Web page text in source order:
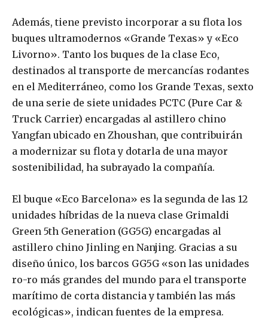
Además, tiene previsto incorporar a su flota los
buques ultramodernos «Grande Texas» y «Eco
Livorno». Tanto los buques de la clase Eco,
destinados al transporte de mercancías rodantes
en el Mediterráneo, como los Grande Texas, sexto
de una serie de siete unidades PCTC (Pure Car &
Truck Carrier) encargadas al astillero chino
Yangfan ubicado en Zhoushan, que contribuirán
a modernizar su flota y dotarla de una mayor
sostenibilidad, ha subrayado la compañía.
El buque «Eco Barcelona» es la segunda de las 12
unidades híbridas de la nueva clase Grimaldi
Green 5th Generation (GG5G) encargadas al
astillero chino Jinling en Nanjing. Gracias a su
diseño único, los barcos GG5G «son las unidades
ro-ro más grandes del mundo para el transporte
marítimo de corta distancia y también las más
ecológicas», indican fuentes de la empresa.